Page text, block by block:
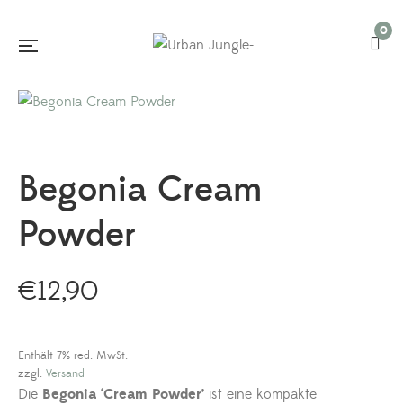
0
Begonia Cream
Powder
€12,90
Enthält 7% red. MwSt.
zzgl. Versand
Die Begonia ‘Cream Powder’ ist eine kompakte